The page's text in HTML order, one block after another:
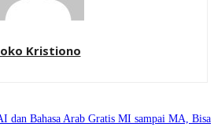
Kristiono
dan Bahasa Arab Gratis MI sampai MA, Bisa